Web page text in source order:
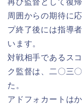
再び監督として復
周囲からの期待に
プ終了後には指導
います。
対戦相手であるス
ク監督は、二〇三
た。
アドフォカートは